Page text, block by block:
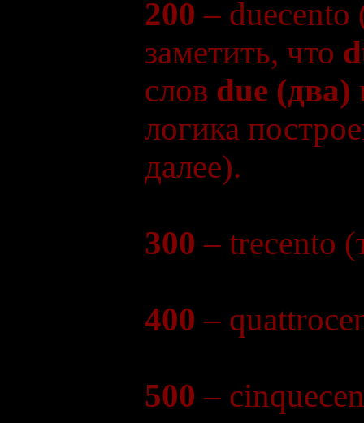
200 –
заметить, что
слов due (два)
логика
далее).
300 – trecento
400 –
500 –